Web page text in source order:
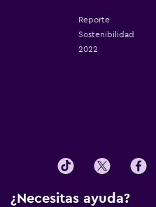
Reporte
Sostenibilidad
2022
¿Necesitas ayuda?